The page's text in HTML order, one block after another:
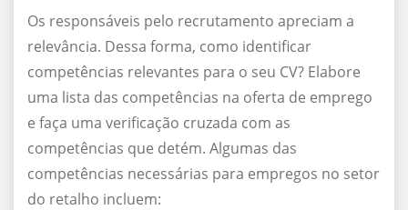
Os responsáveis pelo recrutamento apreciam a
relevância. Dessa forma, como identificar
competências relevantes para o seu CV? Elabore
uma lista das competências na oferta de emprego
e faça uma verificação cruzada com as
competências que detém. Algumas das
competências necessárias para empregos no setor
do retalho incluem: